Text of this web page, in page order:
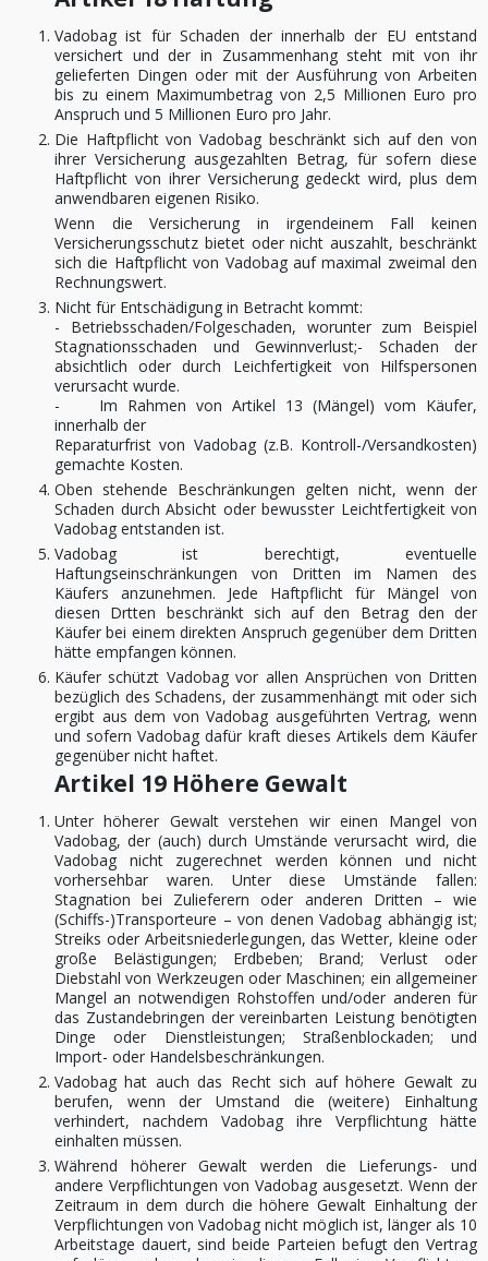
Vadobag ist für Schaden der innerhalb der EU entstand
versichert und der in Zusammenhang steht mit von ihr
gelieferten Dingen oder mit der Ausführung von Arbeiten
bis zu einem Maximumbetrag von 2,5 Millionen Euro pro
Anspruch und 5 Millionen Euro pro Jahr.
Die Haftpflicht von Vadobag beschränkt sich auf den von
ihrer Versicherung ausgezahlten Betrag, für sofern diese
Haftpflicht von ihrer Versicherung gedeckt wird, plus dem
anwendbaren eigenen Risiko.
Wenn die Versicherung in irgendeinem Fall keinen
Versicherungsschutz bietet oder nicht auszahlt, beschränkt
sich die Haftpflicht von Vadobag auf maximal zweimal den
Rechnungswert.
Nicht für Entschädigung in Betracht kommt:
- Betriebsschaden/Folgeschaden, worunter zum Beispiel
Stagnationsschaden und Gewinnverlust;- Schaden der
absichtlich oder durch Leichfertigkeit von Hilfspersonen
verursacht wurde.
- Im Rahmen von Artikel 13 (Mängel) vom Käufer,
innerhalb der
Reparaturfrist von Vadobag (z.B. Kontroll-/Versandkosten)
gemachte Kosten.
Oben stehende Beschränkungen gelten nicht, wenn der
Schaden durch Absicht oder bewusster Leichtfertigkeit von
Vadobag entstanden ist.
Vadobag ist berechtigt, eventuelle
Haftungseinschränkungen von Dritten im Namen des
Käufers anzunehmen. Jede Haftpflicht für Mängel von
diesen Drtten beschränkt sich auf den Betrag den der
Käufer bei einem direkten Anspruch gegenüber dem Dritten
hätte empfangen können.
Käufer schützt Vadobag vor allen Ansprüchen von Dritten
bezüglich des Schadens, der zusammenhängt mit oder sich
ergibt aus dem von Vadobag ausgeführten Vertrag, wenn
und sofern Vadobag dafür kraft dieses Artikels dem Käufer
gegenüber nicht haftet.
Artikel 19 Höhere Gewalt
Unter höherer Gewalt verstehen wir einen Mangel von
Vadobag, der (auch) durch Umstände verursacht wird, die
Vadobag nicht zugerechnet werden können und nicht
vorhersehbar waren. Unter diese Umstände fallen:
Stagnation bei Zulieferern oder anderen Dritten – wie
(Schiffs-)Transporteure – von denen Vadobag abhängig ist;
Streiks oder Arbeitsniederlegungen, das Wetter, kleine oder
große Belästigungen; Erdbeben; Brand; Verlust oder
Diebstahl von Werkzeugen oder Maschinen; ein allgemeiner
Mangel an notwendigen Rohstoffen und/oder anderen für
das Zustandebringen der vereinbarten Leistung benötigten
Dinge oder Dienstleistungen; Straßenblockaden; und
Import- oder Handelsbeschränkungen.
Vadobag hat auch das Recht sich auf höhere Gewalt zu
berufen, wenn der Umstand die (weitere) Einhaltung
verhindert, nachdem Vadobag ihre Verpflichtung hätte
einhalten müssen.
Während höherer Gewalt werden die Lieferungs- und
andere Verpflichtungen von Vadobag ausgesetzt. Wenn der
Zeitraum in dem durch die höhere Gewalt Einhaltung der
Verpflichtungen von Vadobag nicht möglich ist, länger als 10
Arbeitstage dauert, sind beide Parteien befugt den Vertrag